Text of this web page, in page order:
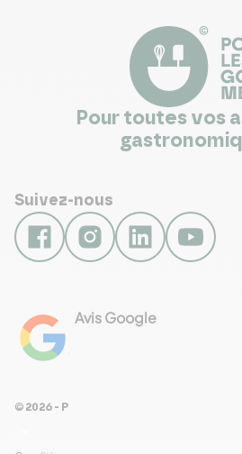
Pour toutes vos
Suivez-nous
Avis Google
© 2026 - Pour Les Gourmets